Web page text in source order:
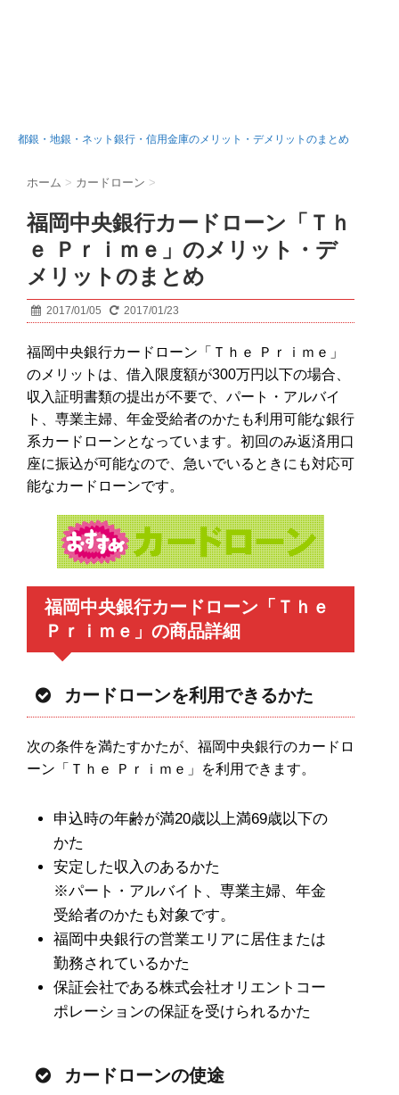
都銀・地銀・ネット銀行・信用金庫のメリット・デメリットのまとめ
ホーム > カードローン >
福岡中央銀行カードローン「Ｔｈ
ｅ Ｐｒｉｍｅ」のメリット・デ
メリットのまとめ
2017/01/05 2017/01/23
福岡中央銀行カードローン「Ｔｈｅ Ｐｒｉｍｅ」
のメリットは、借入限度額が300万円以下の場合、
収入証明書類の提出が不要で、パート・アルバイ
ト、専業主婦、年金受給者のかたも利用可能な銀行
系カードローンとなっています。初回のみ返済用口
座に振込が可能なので、急いでいるときにも対応可
能なカードローンです。
福岡中央銀行カードローン「Ｔｈｅ
Ｐｒｉｍｅ」の商品詳細
カードローンを利用できるかた
次の条件を満たすかたが、福岡中央銀行のカードロ
ーン「Ｔｈｅ Ｐｒｉｍｅ」を利用できます。
申込時の年齢が満20歳以上満69歳以下の
かた
安定した収入のあるかた
※パート・アルバイト、専業主婦、年金
受給者のかたも対象です。
福岡中央銀行の営業エリアに居住または
勤務されているかた
保証会社である株式会社オリエントコー
ポレーションの保証を受けられるかた
カードローンの使途